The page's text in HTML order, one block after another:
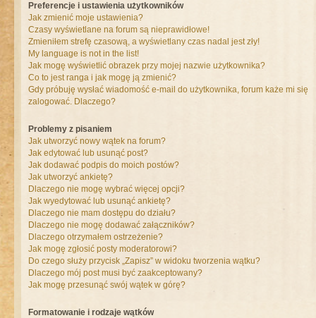
Preferencje i ustawienia użytkowników
Jak zmienić moje ustawienia?
Czasy wyświetlane na forum są nieprawidłowe!
Zmieniłem strefę czasową, a wyświetlany czas nadal jest zły!
My language is not in the list!
Jak mogę wyświetlić obrazek przy mojej nazwie użytkownika?
Co to jest ranga i jak mogę ją zmienić?
Gdy próbuję wysłać wiadomość e-mail do użytkownika, forum każe mi się
zalogować. Dlaczego?
Problemy z pisaniem
Jak utworzyć nowy wątek na forum?
Jak edytować lub usunąć post?
Jak dodawać podpis do moich postów?
Jak utworzyć ankietę?
Dlaczego nie mogę wybrać więcej opcji?
Jak wyedytować lub usunąć ankietę?
Dlaczego nie mam dostępu do działu?
Dlaczego nie mogę dodawać załączników?
Dlaczego otrzymałem ostrzeżenie?
Jak mogę zgłosić posty moderatorowi?
Do czego służy przycisk „Zapisz” w widoku tworzenia wątku?
Dlaczego mój post musi być zaakceptowany?
Jak mogę przesunąć swój wątek w górę?
Formatowanie i rodzaje wątków